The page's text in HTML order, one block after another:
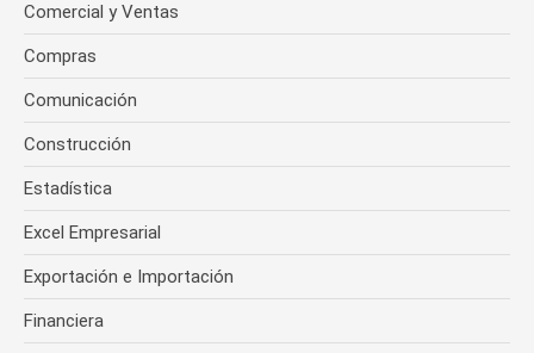
Comercial y Ventas
Compras
Comunicación
Construcción
Estadística
Excel Empresarial
Exportación e Importación
Financiera